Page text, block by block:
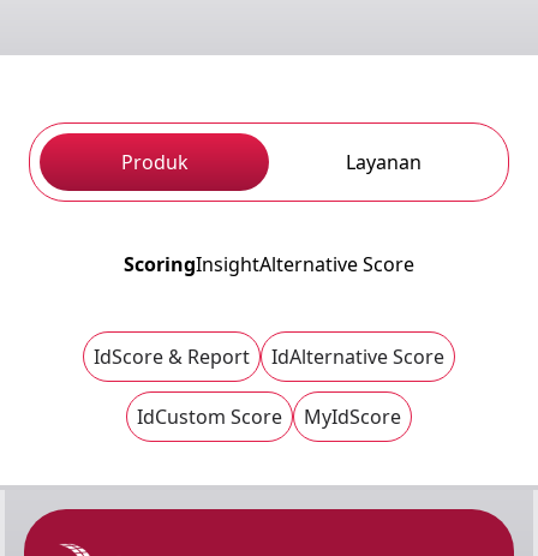
Produk Layanan
ScoringInsightAlternative Score
IdScore & Report IdAlternative Score
IdCustom Score MyIdScore